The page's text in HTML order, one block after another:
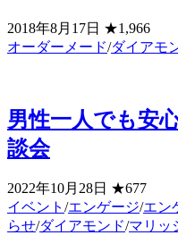
2018年8月17日 ★1,966
オーダーメード/ダイアモ
男性一人でも安
談会
2022年10月28日 ★677
イベント /エンゲージ/エン
らせ/ダイアモンド/マリッ